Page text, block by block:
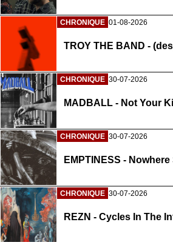
CHRONIQUE 01-08-2026
TROY THE BAND -
CHRONIQUE 30-07-2026
MADBALL - Not Your
CHRONIQUE 30-07-2026
EMPTINESS -
CHRONIQUE 30-07-2026
REZN - Cycles In The